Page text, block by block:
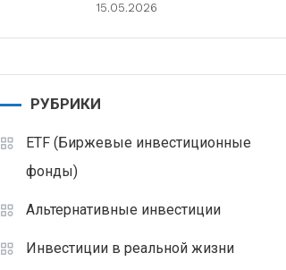
15.05.2026
РУБРИКИ
ETF (Биржевые инвестиционные
фонды)
Альтернативные инвестиции
Инвестиции в реальной жизни